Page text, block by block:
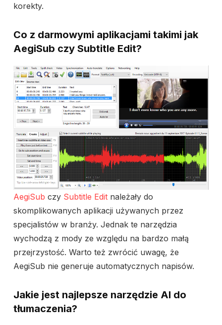
korekty.
Co z darmowymi aplikacjami takimi jak
AegiSub czy Subtitle Edit?
AegiSub czy Subtitle Edit należały do
skomplikowanych aplikacji używanych przez
specjalistów w branży. Jednak te narzędzia
wychodzą z mody ze względu na bardzo małą
przejrzystość. Warto też zwrócić uwagę, że
AegiSub nie generuje automatycznych napisów.
Jakie jest najlepsze narzędzie AI do
tłumaczenia?